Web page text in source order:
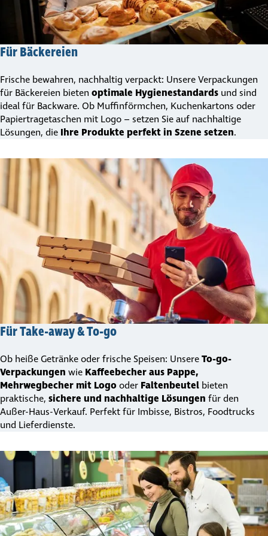
Für Bäcke­reien
Frische bewahren, nachhaltig verpackt: Unsere Verpackungen
für Bäckereien bieten optimale Hygie­ne­stan­dards und sind
ideal für Backware. Ob Muffinförmchen, Kuchenkartons oder
Papier­tra­ge­ta­schen mit Logo – setzen Sie auf nachhaltige
Lösungen, die Ihre Produkte perfekt in Szene setzen.
Für Take-away & To-go
Ob heiße Getränke oder frische Speisen: Unsere To-go-
Verpackungen wie Kaffeebecher aus Pappe,
Mehrwegbecher mit Logo oder Faltenbeutel bieten
praktische, sichere und nachhaltige Lösungen für den
Außer-Haus-Verkauf. Perfekt für Imbisse, Bistros, Foodtrucks
und Lieferdienste.